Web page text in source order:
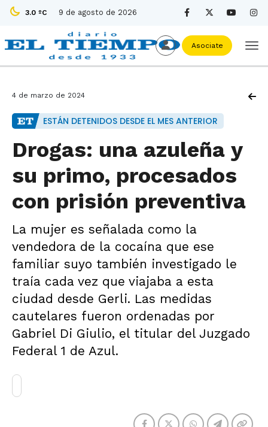
3.0 ºC 9 de agosto de 2026
Asociate
4 de marzo de 2024
ESTÁN DETENIDOS DESDE EL MES ANTERIOR
Drogas: una azuleña y
su primo, procesados
con prisión preventiva
La mujer es señalada como la
vendedora de la cocaína que ese
familiar suyo también investigado le
traía cada vez que viajaba a esta
ciudad desde Gerli. Las medidas
cautelares fueron ordenadas por
Gabriel Di Giulio, el titular del Juzgado
Federal 1 de Azul.